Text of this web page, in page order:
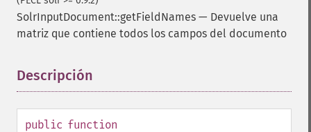
SolrInputDocument::getFieldNames — Devuelve una
matriz que contiene todos los campos del documento
Descripción
public function